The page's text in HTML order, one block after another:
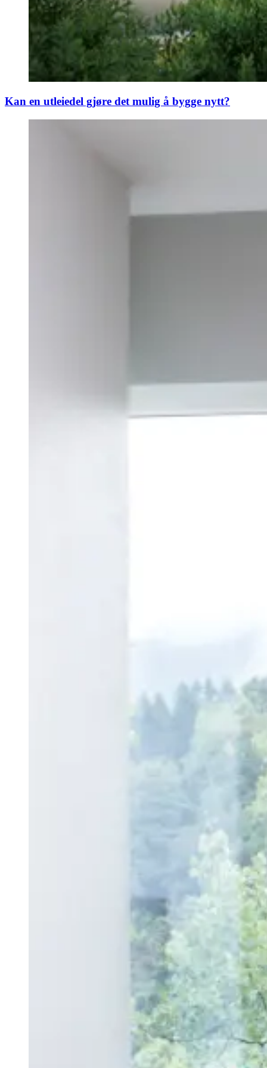
Kan en utleiedel gjøre det mulig å bygge nytt?